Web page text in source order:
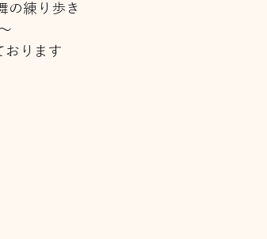
の練り歩き
おります